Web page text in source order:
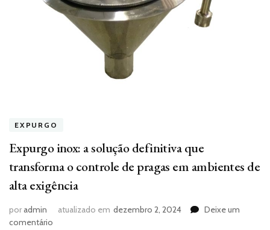
EXPURGO
Expurgo inox: a solução definitiva que
transforma o controle de pragas em ambientes de
alta exigência
poradmin atualizado em dezembro 2, 2024
Deixe um
comentário